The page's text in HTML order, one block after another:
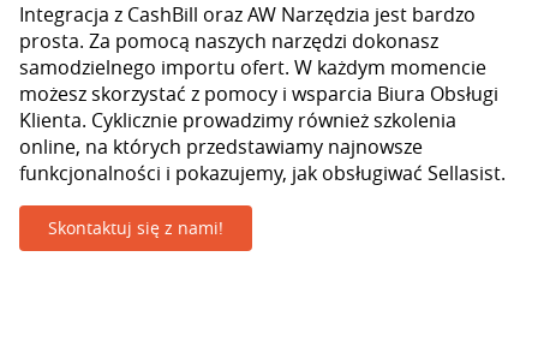
Integracja z CashBill oraz AW Narzędzia jest bardzo
prosta. Za pomocą naszych narzędzi dokonasz
samodzielnego importu ofert. W każdym momencie
możesz skorzystać z pomocy i wsparcia Biura Obsługi
Klienta. Cyklicznie prowadzimy również szkolenia
online, na których przedstawiamy najnowsze
funkcjonalności i pokazujemy, jak obsługiwać Sellasist.
Skontaktuj się z nami!